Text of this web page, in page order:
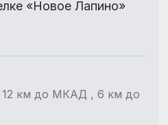
«Новое Лапино»
12 км до МКАД , 6 км до